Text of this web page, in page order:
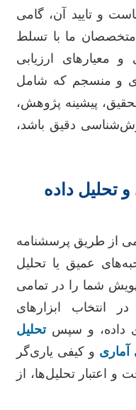
و تایید آن، گامی
ما با تسلط
معیارهای ارزیابی
قوی و منسجم که شامل
پیشینه پژوهش،
دقیق باشد،
تحلیل داده
از طریق پرسشنامه
عمیق یا تحلیل
شما را در تمامی
انتخاب ابزارهای
داده، و سپستحلیل
آماری و کیفی یاری‌گر
اعتبار تحلیل‌ها، از